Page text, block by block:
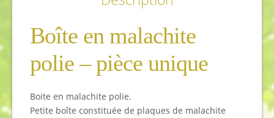
Boîte en malachite
polie – pièce unique
Boite en malachite polie.
Petite boîte constituée de plaques de malachite